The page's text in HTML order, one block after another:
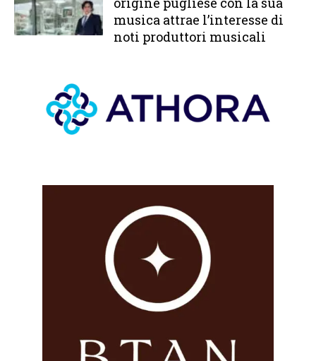
musica attrae l’interesse di
noti produttori musicali